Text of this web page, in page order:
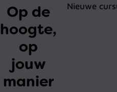
Op de
hoogte,
op
jouw
manier
Nieuwe